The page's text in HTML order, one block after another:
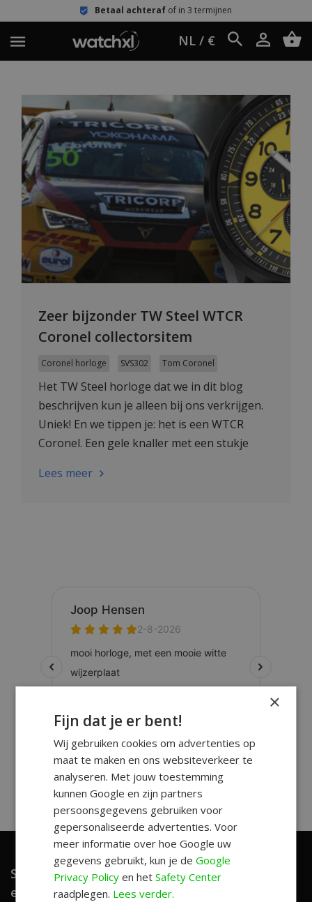
Betaal achteraf of in 3 termijnen
NL / €
Zeer bijzonder TW Steel WTCR
Coronel collectorsitem
Coronel horloge SVS302 Tom Coronel
Het TW Steel horloge dat we in dit blog
beschrijven kun je alleen bij ons verkrijgen.
Uniek! En we tippen je: het is een WTCR
Coronel. Een gele knaller met een stukje
Lees meer
Schrijf je in en ontvang unieke aanbiedingen
en leuke tips!
×
Fijn dat je er bent!
Wij gebruiken cookies om advertenties op
maat te maken en ons websiteverkeer te
analyseren. Met jouw toestemming
kunnen Google en zijn partners
persoonsgegevens gebruiken voor
gepersonaliseerde advertenties. Voor
meer informatie over hoe Google uw
gegevens gebruikt, kun je deGoogle
Privacy Policy en hetSafety Center
raadplegen. Lees verder.